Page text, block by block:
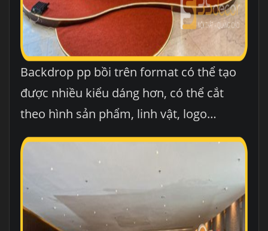
Backdrop pp bồi trên format có thể tạo
được nhiều kiểu dáng hơn, có thể cắt
theo hình sản phẩm, linh vật, logo…